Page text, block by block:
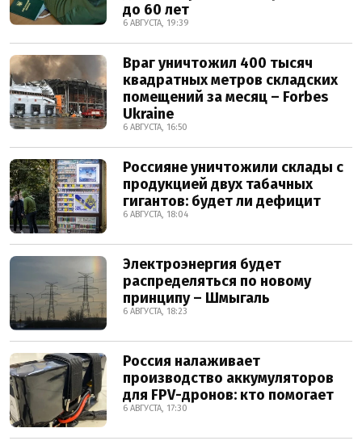
до 60 лет
6 АВГУСТА, 19:39
Враг уничтожил 400 тысяч
квадратных метров складских
помещений за месяц – Forbes
Ukraine
6 АВГУСТА, 16:50
Россияне уничтожили склады с
продукцией двух табачных
гигантов: будет ли дефицит
6 АВГУСТА, 18:04
Электроэнергия будет
распределяться по новому
принципу – Шмыгаль
6 АВГУСТА, 18:23
Россия налаживает
производство аккумуляторов
для FPV-дронов: кто помогает
6 АВГУСТА, 17:30